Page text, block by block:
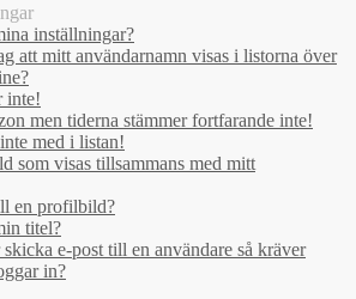
inställningar?
att mitt användarnamn visas i listorna över
inte!
men tiderna stämmer fortfarande inte!
med i listan!
som visas tillsammans med mitt
en profilbild?
titel?
e-post till en användare så kräver
in?